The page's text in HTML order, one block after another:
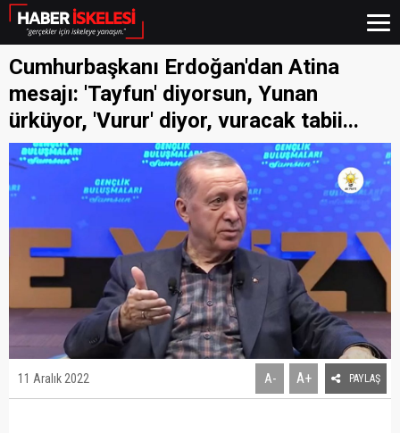
Cumhurbaşkanı Erdoğan'dan Atina
mesajı: 'Tayfun' diyorsun, Yunan
ürküyor, 'Vurur' diyor, vuracak tabii...
11 Aralık 2022 A- A+ PAYLAŞ